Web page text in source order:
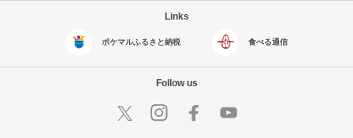
Links
ポケマルふるさと納税 食べる通信
Follow us